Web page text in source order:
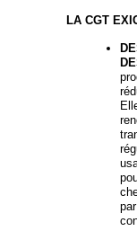
LA CGT